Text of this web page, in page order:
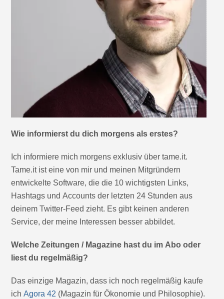
Wie informierst du dich morgens als erstes?
Ich informiere mich morgens exklusiv über tame.it.
Tame.it ist eine von mir und meinen Mitgründern
entwickelte Software, die die 10 wichtigsten Links,
Hashtags und Accounts der letzten 24 Stunden aus
deinem Twitter-Feed zieht. Es gibt keinen anderen
Service, der meine Interessen besser abbildet.
Welche Zeitungen / Magazine hast du im Abo oder
liest du regelmäßig?
Das einzige Magazin, dass ich noch regelmäßig kaufe
ichAgora 42 (Magazin für Ökonomie und Philosophie).